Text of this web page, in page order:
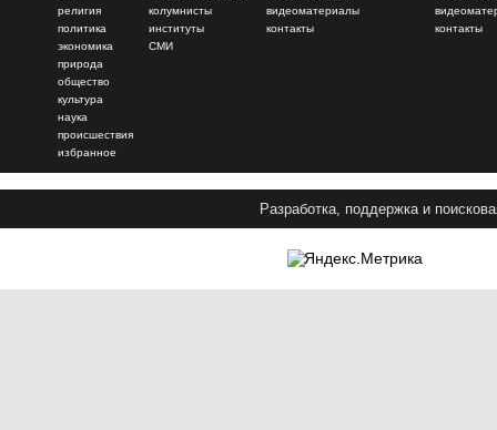
религия
политика
экономика
природа
общество
культура
наука
происшествия
избранное
колумнисты
институты
СМИ
видеоматериалы
контакты
контакты
Разработка, поддержка и